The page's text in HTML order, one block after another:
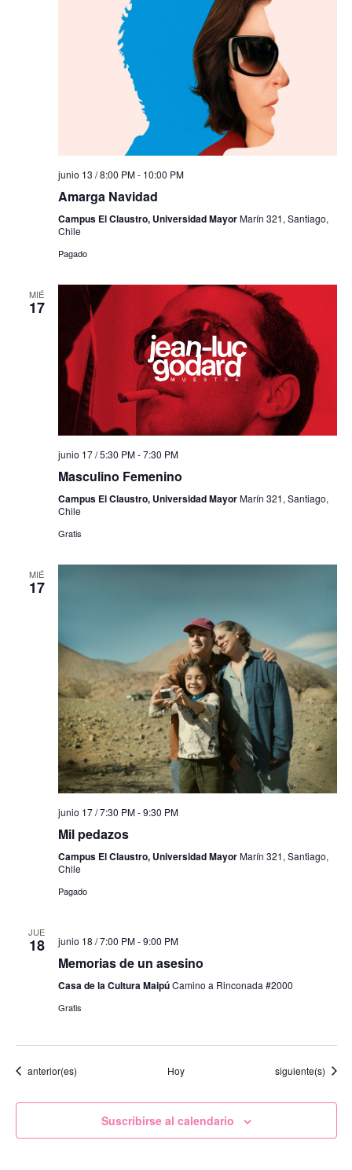
junio 13 / 8:00 PM- 10:00 PM
Amarga Navidad
Campus El Claustro, Universidad MayorMarín 321, Santiago,
Chile
Pagado
MIÉ
17
junio 17 / 5:30 PM-7:30 PM
Masculino Femenino
Campus El Claustro, Universidad MayorMarín 321, Santiago,
Chile
Gratis
MIÉ
17
junio 17 / 7:30 PM-9:30 PM
Mil pedazos
Campus El Claustro, Universidad MayorMarín 321, Santiago,
Chile
Pagado
JUE
18 junio 18 / 7:00 PM-9:00 PM
Memorias de un asesino
Casa de la Cultura MaipúCamino a Rinconada #2000
Gratis
Eventos
anterior(es) Hoy Eventos
siguiente(s)
Suscribirse al calendario